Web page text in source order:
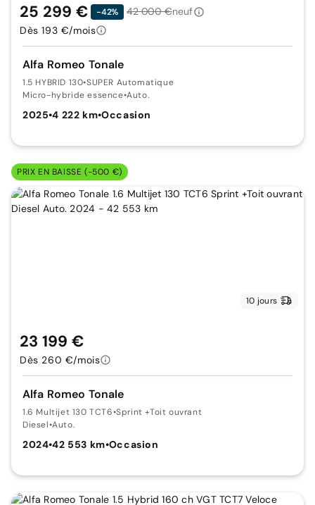
Alfa Romeo Tonale
1.5 HYBRID 130•SUPER Automatique
Micro-hybride essence•Auto.
2025•4 222 km•Occasion
25 299 € -42% 42 000 €neuf
Dès 193 €/mois
PRIX EN BAISSE (-500 €)
10 jours
Alfa Romeo Tonale
1.6 Multijet 130 TCT6•Sprint +Toit ouvrant
Diesel•Auto.
2024•42 553 km•Occasion
23 199 €
Dès 260 €/mois